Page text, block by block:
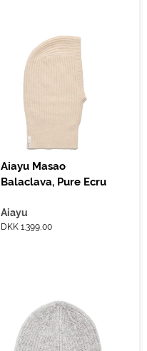
Aiayu Masao
Balaclava, Pure Ecru
Aiayu
DKK 1.399,00